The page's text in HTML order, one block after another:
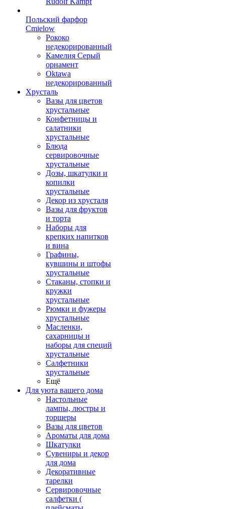
Польский фарфор
Сmielow
Рококо
недекорированный
Камелия Серый
орнамент
Oktawa
недекорированный
Хрусталь
Вазы для цветов
хрустальные
Конфетницы и
салатники
хрустальные
Блюда
сервировочные
хрустальные
Дозы, шкатулки и
копилки
хрустальные
Декор из хрусталя
Вазы для фруктов
и торта
Наборы для
крепких напитков
и вина
Графины,
кувшины и штофы
хрустальные
Стаканы, стопки и
кружки
хрустальные
Рюмки и фужеры
хрустальные
Масленки,
сахарницы и
наборы для специй
хрустальные
Салфетники
хрустальные
Ещё
Для уюта вашего дома
Настольные
лампы, люстры и
торшеры
Вазы для цветов
Ароматы для дома
Шкатулки
Сувениры и декор
для дома
Декоративные
тарелки
Сервировочные
салфетки (